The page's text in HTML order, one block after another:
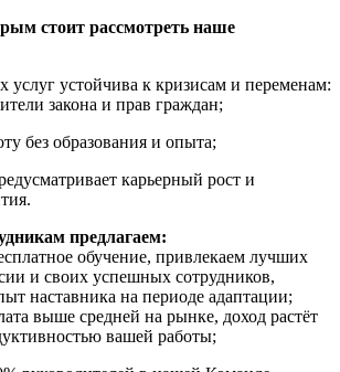
стоит рассмотреть наше
услуг устойчива к кризисам и переменам:
закона и прав граждан;
без образования и опыта;
карьерный рост и
предлагаем:
обучение, привлекаем лучших
и своих успешных сотрудников,
наставника на периоде адаптации;
выше средней на рынке, доход растёт
вашей работы;